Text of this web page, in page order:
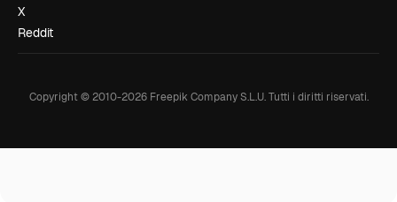
X
Reddit
Copyright © 2010-2026Freepik Company S.L.U. Tutti i diritti riservati.